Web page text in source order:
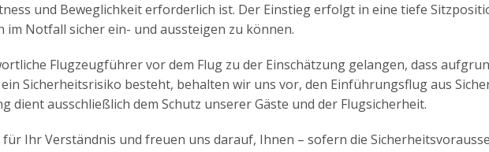
und Beweglichkeit erforderlich ist. Der Einstieg erfolgt in eine tiefe
im Notfall sicher ein- und aussteigen zu können.
Flugzeugführer vor dem Flug zu der Einschätzung gelangen, dass
Sicherheitsrisiko besteht, behalten wir uns vor, den Einführungsflug aus
dient ausschließlich dem Schutz unserer Gäste und der Flugsicherheit.
Ihr Verständnis und freuen uns darauf, Ihnen – sofern die